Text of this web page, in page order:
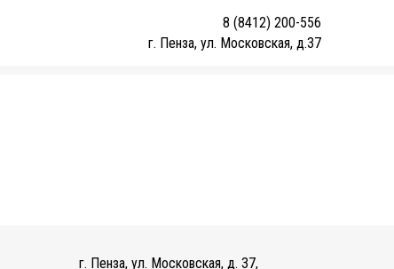
8 (8412) 200-556
г. Пенза, ул. Московская, д.37
г. Пенза, ул. Московская, д. 37,